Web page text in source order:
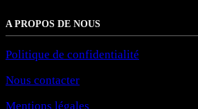
A PROPOS DE NOUS
Politique de confidentialité
Nous contacter
Mentions légales